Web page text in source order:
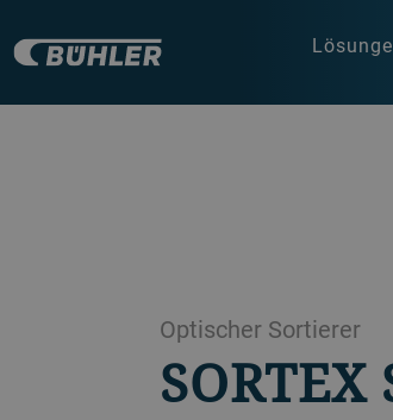
Optischer Sortierer